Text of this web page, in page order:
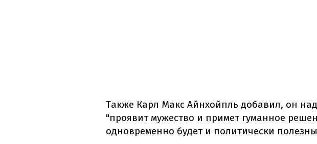
Также Карл Макс Айнхойпль добавил, он
"проявит мужество и примет гуманное
одновременно будет и политически